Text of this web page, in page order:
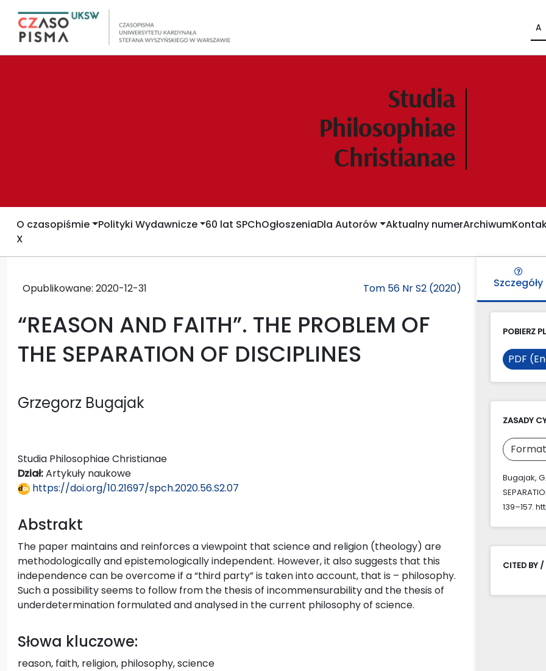
A
O czasopiśmie Polityki Wydawnicze 60 lat SPChOgłoszeniaDla Autorów Aktualny numerArchiwum
X
Opublikowane: 2020-12-31 Tom 56 Nr S2 (2020)
“REASON AND FAITH”. THE PROBLEM OF
THE SEPARATION OF DISCIPLINES
Grzegorz Bugajak
Studia Philosophiae Christianae
Dział:Artykuły naukowe
https://doi.org/10.21697/spch.2020.56.S2.07
Abstrakt
The paper maintains and reinforces a viewpoint that science and religion (theology) are
methodologically and epistemologically independent. However, it also suggests that this
independence can be overcome if a “third party” is taken into account, that is – philosophy.
Such a possibility seems to follow from the thesis of incommensurability and the thesis of
underdetermination formulated and analysed in the current philosophy of science.
Słowa kluczowe:
reason, faith, religion, philosophy, science
Szczegóły
POBIERZ
PDF
ZASADY
Bugajak, G.
139–157.
CITED BY /